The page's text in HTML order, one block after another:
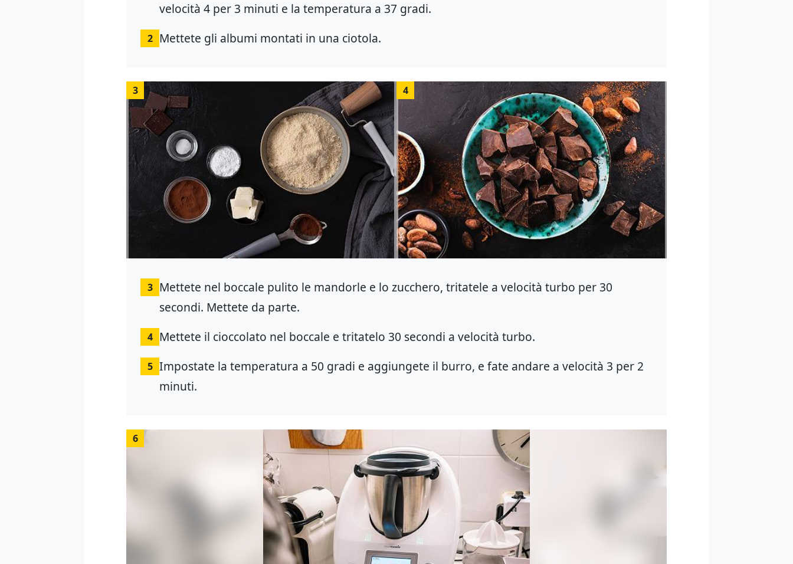
velocità 4 per 3 minuti e la temperatura a 37 gradi.
2 Mettete gli albumi montati in una ciotola.
3 4
3 Mettete nel boccale pulito le mandorle e lo zucchero, tritatele a velocità turbo per 30
secondi. Mettete da parte.
4 Mettete il cioccolato nel boccale e tritatelo 30 secondi a velocità turbo.
5 Impostate la temperatura a 50 gradi e aggiungete il burro, e fate andare a velocità 3 per 2
minuti.
6